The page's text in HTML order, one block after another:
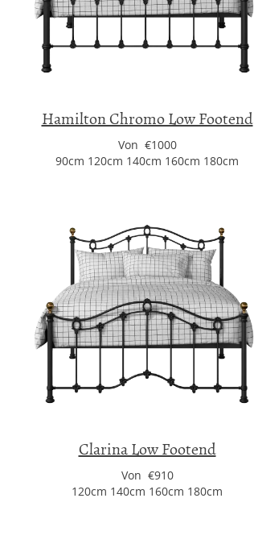
Hamilton Chromo Low Footend
Von €1000
90cm 120cm 140cm 160cm 180cm
Clarina Low Footend
Von €910
120cm 140cm 160cm 180cm